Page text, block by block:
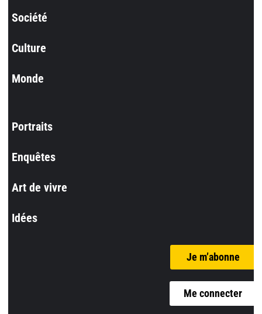
Société
Culture
Monde
Portraits
Enquêtes
Art de vivre
Idées
Je m’abonne
Me connecter